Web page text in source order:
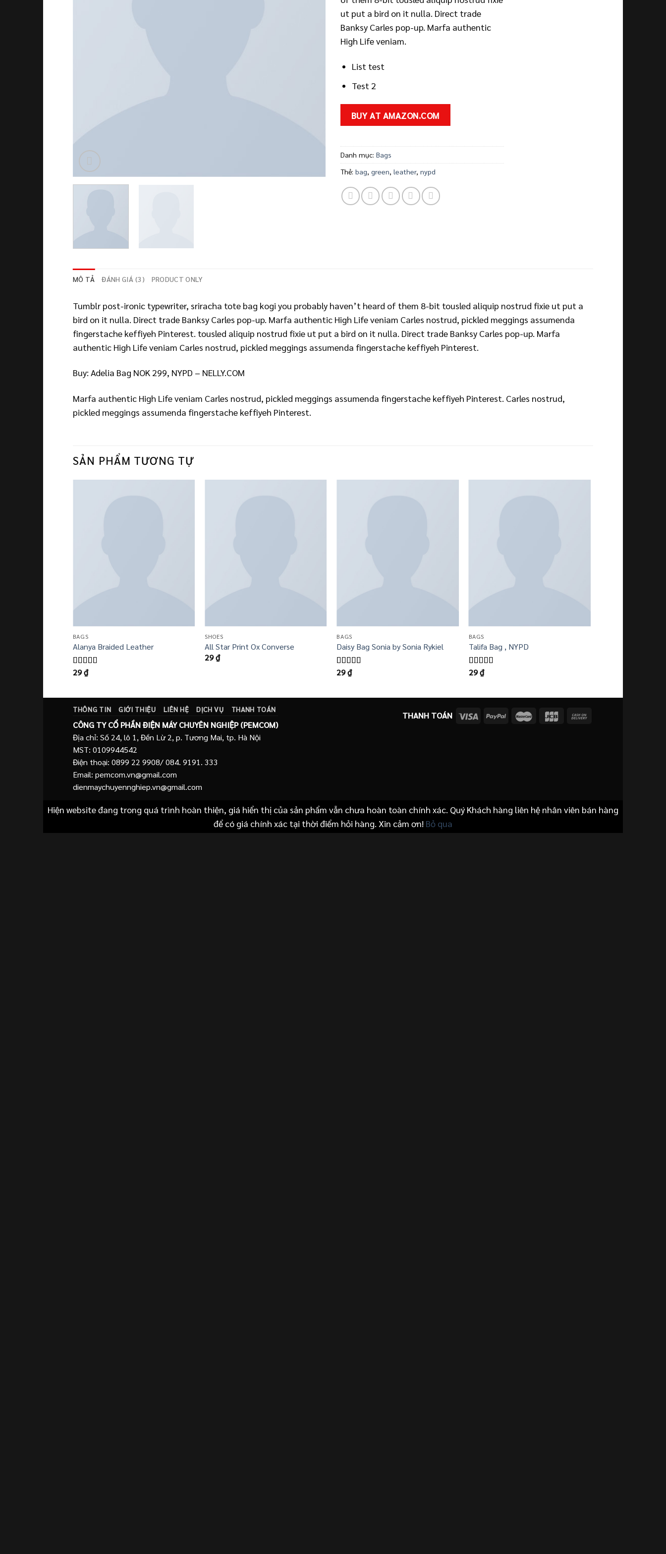
ut put a bird on it nulla. Direct trade
Banksy Carles pop-up. Marfa authentic
High Life veniam.
List test
Test 2
BUY AT AMAZON.COM
Danh mục: Bags
Thẻ: bag, green, leather, nypd
MÔ TẢ ĐÁNH GIÁ (3) PRODUCT ONLY
Tumblr post-ironic typewriter, sriracha tote bag kogi you probably haven’t heard of them 8-bit tousled aliquip nostrud fixie ut put a
bird on it nulla. Direct trade Banksy Carles pop-up. Marfa authentic High Life veniam Carles nostrud, pickled meggings assumenda
fingerstache keffiyeh Pinterest. tousled aliquip nostrud fixie ut put a bird on it nulla. Direct trade Banksy Carles pop-up. Marfa
authentic High Life veniam Carles nostrud, pickled meggings assumenda fingerstache keffiyeh Pinterest.
Buy: Adelia Bag NOK 299, NYPD – NELLY.COM
Marfa authentic High Life veniam Carles nostrud, pickled meggings assumenda fingerstache keffiyeh Pinterest. Carles nostrud,
pickled meggings assumenda fingerstache keffiyeh Pinterest.
SẢN PHẨM TƯƠNG TỰ
BAGS
Alanya Braided Leather
Được xếp
29₫
SHOES
All Star Print Ox Converse
29₫
BAGS
Daisy Bag Sonia by Sonia Rykiel
Được
3.505
29₫
BAGS
Talifa Bag , NYPD
Được xếp
29₫
THANH TOÁN
THÔNG TIN GIỚI THIỆU LIÊN HỆ DỊCH VỤ THANH TOÁN
CÔNG TY CỔ PHẦN ĐIỆN MÁY CHUYÊN NGHIỆP (PEMCOM)
Địa chỉ: Số 24, lô 1, Đền Lừ 2, p. Tương Mai, tp. Hà Nội
MST: 0109944542
Điện thoại: 0899 22 9908/ 084. 9191. 333
Email: pemcom.vn@gmail.com
dienmaychuyennghiep.vn@gmail.com
Hiện website đang trong quá trình hoàn thiện, giá hiển thị của sản phẩm vẫn chưa hoàn toàn chính xác. Quý Khách hàng liên hệ nhân viên bán hàng
để có giá chính xác tại thời điểm hỏi hàng. Xin cảm ơn! Bỏ qua